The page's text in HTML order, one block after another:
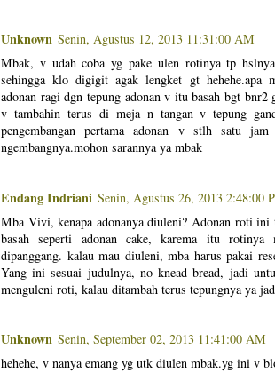
Unknown Senin, Agustus 12, 2013 11:31:00 AM
Mbak, v udah coba yg pake ulen rotinya tp
sehingga klo digigit agak lengket gt hehehe.apa
adonan ragi dgn tepung adonan v itu basah bgt
v tambahin terus di meja n tangan v tepung
pengembangan pertama adonan v stlh satu
ngembangnya.mohon sarannya ya mbak
Endang Indriani Senin, Agustus 26, 2013 2:48:00
Mba Vivi, kenapa adonanya diuleni? Adonan roti
basah seperti adonan cake, karema itu rotinya
dipanggang. kalau mau diuleni, mba harus pakai
Yang ini sesuai judulnya, no knead bread, jadi
menguleni roti, kalau ditambah terus tepungnya ya
Unknown Senin, September 02, 2013 11:41:00 AM
hehehe, v nanya emang yg utk diulen mbak.yg ini v